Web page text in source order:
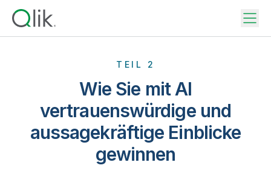
TEIL 2
Wie Sie mit AI
vertrauenswürdige und
aussagekräftige Einblicke
gewinnen